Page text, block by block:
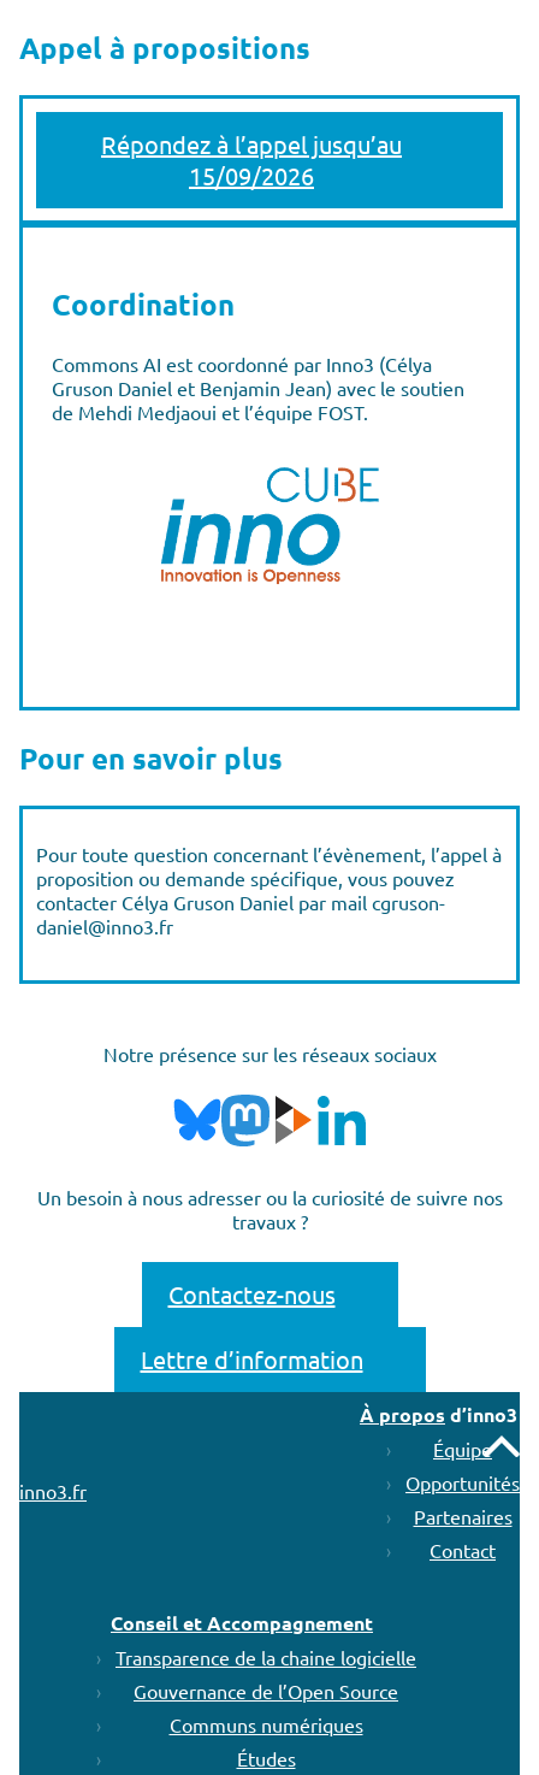
Appel à propositions
Répondez à l’appel jusqu’au
15/09/2026
Coordination
Commons AI est coordonné par Inno3 (Célya
Gruson Daniel et Benjamin Jean) avec le soutien
de Mehdi Medjaoui et l’équipe FOST.
Pour en savoir plus
Pour toute question concernant l’évènement, l’appel à
proposition ou demande spécifique, vous pouvez
contacter Célya Gruson Daniel par mail cgruson-
daniel@inno3.fr
Notre présence sur les réseaux sociaux
Un besoin à nous adresser ou la curiosité de suivre nos
travaux ?
Contactez-nous
Lettre d’information
inno3.fr
À propos d’inno3
Équipe
Opportunités
Partenaires
Contact
Conseil et Accompagnement
Transparence de la chaine logicielle
Gouvernance de l’Open Source
Communs numériques
Études
Remonter